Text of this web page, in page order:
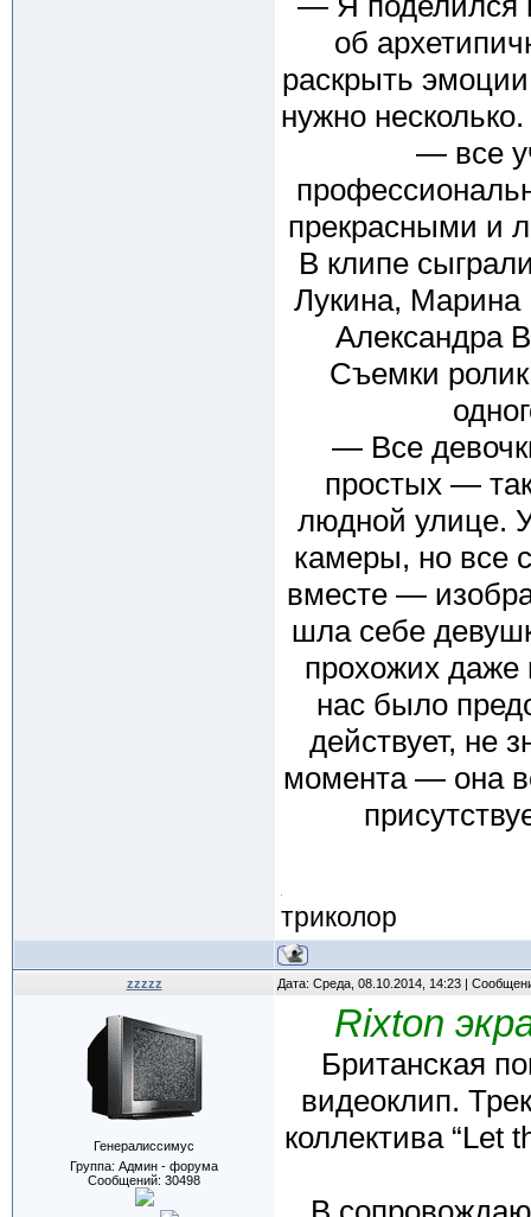
об
раскрыть
нужно
— все
прекрасными и
В клипе
Лукина, Марина
Александра
Съемки
— Все
простых —
людной улице.
камеры, но все
вместе —
шла себе
прохожих даже
нас было
действует, не
момента — она
триколор
zzzzz Дата: Среда, 08.10.2014, 14:23 |
Генералиссимус
Группа: Админ - форума
Сообщений: 30498
Rixton
Британская
видеоклип.
коллектива “Let